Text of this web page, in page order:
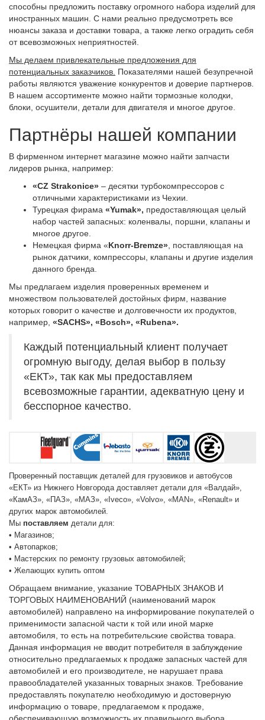
способны предложить поставку огромного набора изделий для
иностранных машин. С нами реально предусмотреть все
нюансы заказа и доставки товара, а также легко оградить себя
от всевозможных неприятностей.
Мы делаем привлекательные предложения для
потенциальных заказчиков. Показателями нашей безупречной
работы являются уважение конкурентов и доверие партнеров.
В нашем ассортименте можно найти тормозные колодки,
блоки, осушители, детали для двигателя и многое другое.
Партнёры нашей компании
В фирменном интернет магазине можно найти запчасти
лидеров рынка, например:
«CZ Strakonice» – десятки турбокомпрессоров с
отличными характеристиками из Чехии.
Турецкая фирама «Yumak», предоставляющая целый
набор частей запасных: коленвалы, поршни, клапаны и
многое другое.
Немецкая фирма «Knorr-Bremze» , поставляющая на
рынок датчики, компрессоры, клапаны и другие изделия
данного бренда.
Мы предлагаем изделия проверенных временем и
множеством пользователей достойных фирм, название
которых говорит о качестве и долговечности их продуктов,
например, «SACHS», «Bosch», «Rubena».
Каждый потенциальный клиент получает
огромную выгоду, делая выбор в пользу
«ЕКТ», так как мы предоставляем
всевозможные гарантии, адекватную цену и
бесспорное качество.
Проверенный поставщик деталей для грузовиков и автобусов
«ЕКТ» из Нижнего Новгорода доставляет детали для «Валдай»,
«КамАЗ», «ПАЗ», «МАЗ», « Iveсo», «Volvo», «MAN», «Renault» и
других марок автомобилей.
Мы поставляем детали для:
• Магазинов;
• Автопарков;
• Мастерских по ремонту грузовых автомобилей;
• Желающих купить оптом
Обращаем внимание, указание ТОВАРНЫХ ЗНАКОВ И
ТОРГОВЫХ НАИМЕНОВАНИЙ (наименований марок
автомобилей) направлено на информирование покупателей о
применимости запасной части к той или иной марке
автомобиля, то есть на потребительские свойства товара.
Данная информация не вводит потребителя в заблуждение
относительно предлагаемых к продаже запасных частей для
автомобилей и его производителе, не нарушает права
правообладателей указанных товарных знаков. Требование
предоставлять покупателю необходимую и достоверную
информацию о товаре, предлагаемом к продаже,